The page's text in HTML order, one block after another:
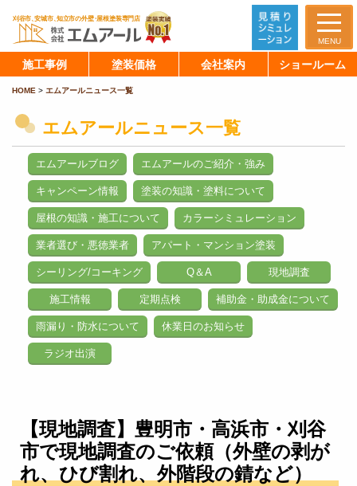
MENU
施工事例 塗装価格 会社案内 ショールーム
HOME > エムアールニュース一覧
エムアールニュース一覧
エムアールブログ エムアールのご紹介・強み
キャンペーン情報 塗装の知識・塗料について
屋根の知識・施工について カラーシミュレーション
業者選び・悪徳業者 アパート・マンション塗装
シーリング/コーキング Q＆A 現地調査
施工情報 定期点検 補助金・助成金について
雨漏り・防水について 休業日のお知らせ
ラジオ出演
【現地調査】豊明市・高浜市・刈谷
市で現地調査のご依頼（外壁の剥が
れ、ひび割れ、外階段の錆など）